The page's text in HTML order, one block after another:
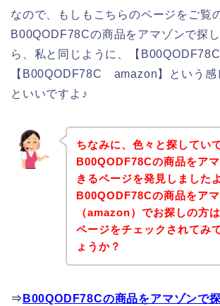
なので、もしもこちらのページをご覧
B00QODF78Cの商品をアマゾンで探
ら、私と同じように、【
【B00QODF78C amazon】という感
といいですよ♪
ちなみに、色々と探してい
B00QODF78Cの商品をア
きるページを発見しました
B00QODF78Cの商品をア
（amazon）でお探しの方
ページをチェックされてみ
ょうか？
⇒ B00QODF78Cの商品をアマゾンで